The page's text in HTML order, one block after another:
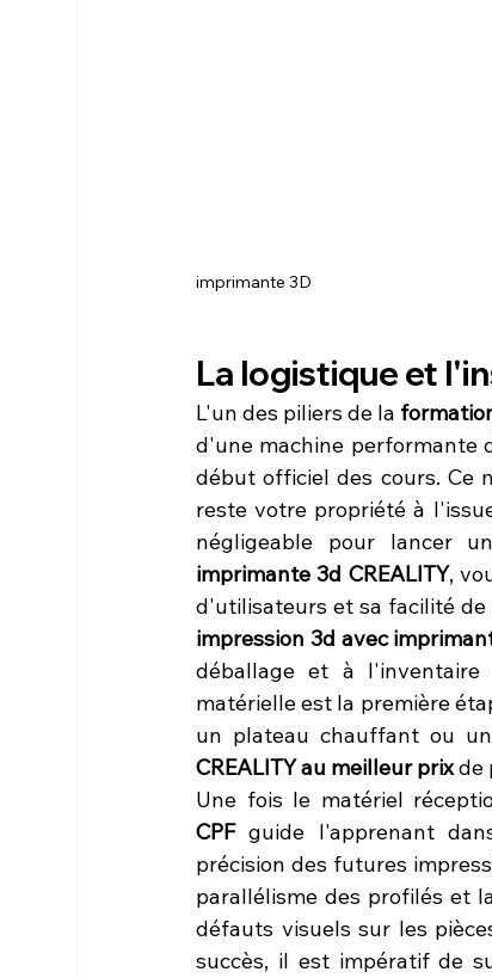
imprimante 3D
La logistique et
L'un des piliers de la
d'une machine performante
début officiel des cours. Ce
reste votre propriété à
négligeable pour lancer
imprimante 3d CREALITY,
d'utilisateurs et sa facilité de
impression 3d avec
déballage et à l'inventaire
matérielle est la première
un plateau chauffant ou
CREALITY au meilleur prix de
Une fois le matériel
CPF guide l'apprenant
précision des futures
parallélisme des profilés et
défauts visuels sur les
succès, il est impératif de